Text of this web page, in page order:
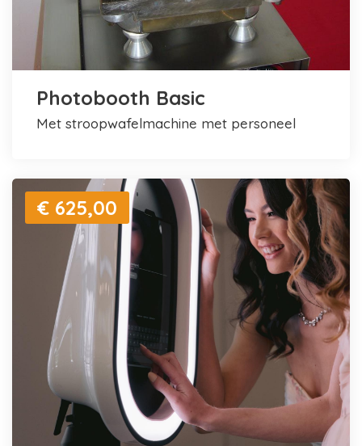
Photobooth Basic
met stroopwafelmachine met personeel
€ 625,00